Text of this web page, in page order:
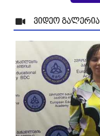
ვიდეო გალერია